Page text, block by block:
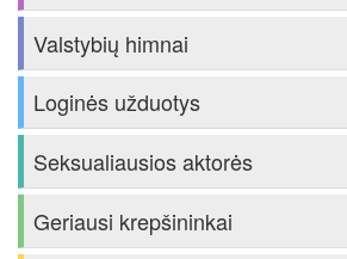
Valstybių himnai
Loginės užduotys
Seksualiausios aktorės
Geriausi krepšininkai